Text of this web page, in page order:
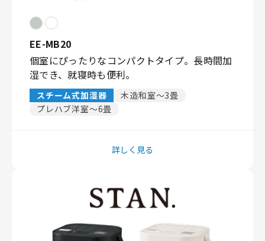
EE-MB20
個室にぴったりなコンパクトタイプ。長時間加
湿でき、就寝時も便利。
スチーム式加湿器
木造和室〜3畳
プレハブ洋室〜6畳
詳しく見る